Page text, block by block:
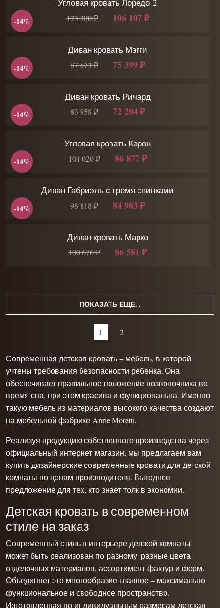
Угловая кровать Лоредо-2
123 380 ₽ 106 107 ₽
-14%
Диван кровать Мэгги
87 673 ₽ 75 399 ₽
-14%
Диван кровать Ричард
83 958 ₽ 72 204 ₽
-14%
Угловая кровать Карон
101 020 ₽ 86 877 ₽
-14%
Диван Габриэль с тремя спинками
98 818 ₽ 84 983 ₽
-14%
Диван кровать Марко
100 676 ₽ 86 581 ₽
ПОКАЗАТЬ ЕЩЕ...
1 2
Современная детская кровать – мебель, в которой
учтены требования безопасности ребенка. Она
обеспечивает правильное положение позвоночника во
время сна, при этом красива и функциональна. Именно
такую мебель из материалов высокого качества создают
на мебельной фабрике Anrie Moretti.
Реализуя продукцию собственного производства через
официальный интернет-магазин, мы предлагаем вам
купить дизайнерские современные кровати для детской
комнаты по ценам производителя. Выгодное
предложение для тех, кто знает толк в экономии.
Детская кровать в современном
стиле на заказ
Современный стиль в интерьере детской комнаты
может быть реализован по-разному: разные цвета
отделочных материалов, ассортимент фактур и форм.
Объединяет это многообразие главное – максимально
функциональное и свободное пространство.
Изготовленная по индивидуальным размерам детская